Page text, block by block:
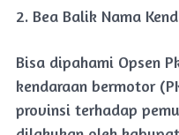
2. Bea Balik Nama
Bisa dipahami Opsen
kendaraan bermotor
provinsi terhadap